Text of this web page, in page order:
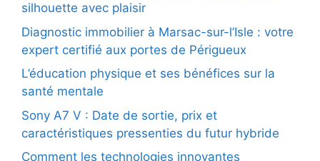
silhouette avec plaisir
Diagnostic immobilier à Marsac-sur-l’Isle : votre
expert certifié aux portes de Périgueux
L’éducation physique et ses bénéfices sur la
santé mentale
Sony A7 V : Date de sortie, prix et
caractéristiques pressenties du futur hybride
Comment les technologies innovantes